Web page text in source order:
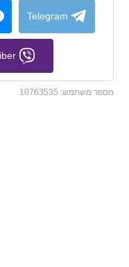
contents
Telegram
מספר משתמש: 10763535